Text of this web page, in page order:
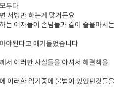
두다
서빙만 하는게 맞거든요
는 여자들이 손님들과 같이 술을마시는
야된다고 얘기들었습니다
서 이러한 사실들을 아셔서 해결책을
이러한 임기중에 불법이 있었던것들을